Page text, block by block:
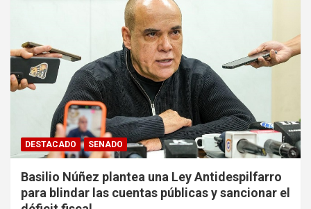
DESTACADO SENADO
Basilio Núñez plantea una Ley Antidespilfarro
para blindar las cuentas públicas y sancionar el